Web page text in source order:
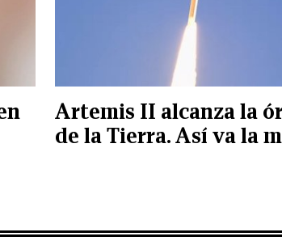
Artemis II alcanza la
de la Tierra. Así va la